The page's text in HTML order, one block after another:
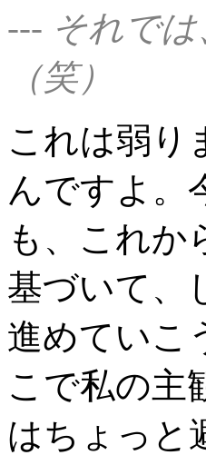
--- それで
（笑）
これは弱り
んですよ。
も、これか
基づいて、
進めていこ
こで私の主
はちょっと